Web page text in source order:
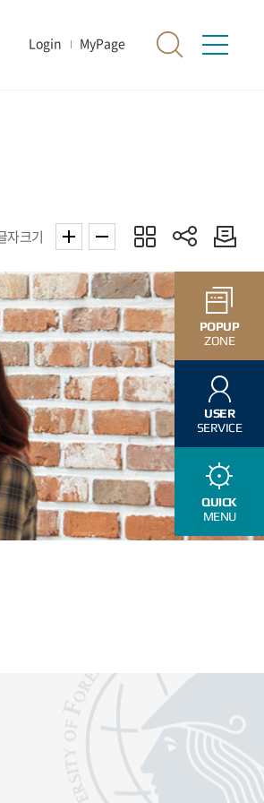
Login MyPage
POPUP
ZONE
USER
SERVICE
QUICK
MENU
자크기